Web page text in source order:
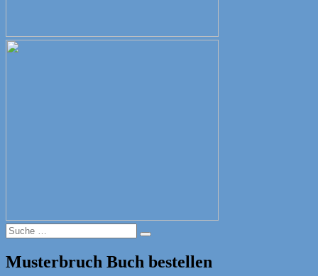
Suche
nach:
Suche
Musterbruch Buch bestellen